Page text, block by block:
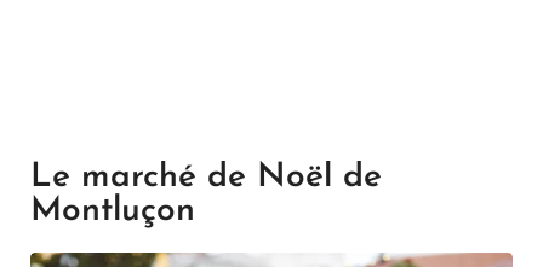
Le marché de Noël de
Montluçon